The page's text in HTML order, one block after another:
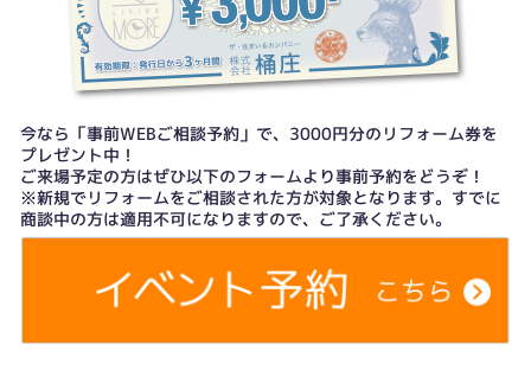
今なら「事前WEBご相談予約」で、3000円分のリフォーム券を
プレゼント中！
ご来場予定の方はぜひ以下のフォームより事前予約をどうぞ！
※新規でリフォームをご相談された方が対象となります。すでに
商談中の方は適用不可になりますので、ご了承ください。